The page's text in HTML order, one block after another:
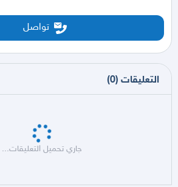
تواصل
التعليقات (
0
)
جاري تحميل التعليقات...